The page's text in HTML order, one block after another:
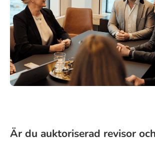
Är du auktoriserad revisor